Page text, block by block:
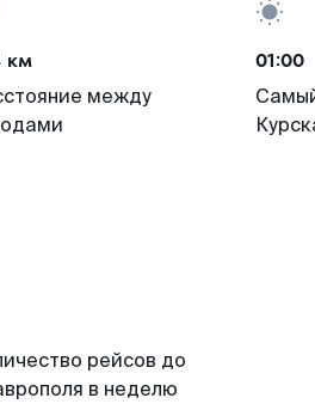
км
между
01:00
рейсов до
в неделю